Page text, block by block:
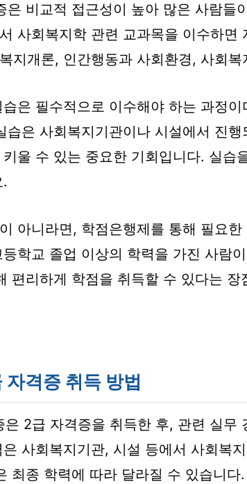
은 비교적 접근성이 높아 많은 사람들
사회복지학 관련 교과목을 이수하면
지개론, 인간행동과 사회환경, 사회
은 필수적으로 이수해야 하는 과정
습은 사회복지기관이나 시설에서 진
울 수 있는 중요한 기회입니다. 실습
아니라면, 학점은행제를 통해 필요
학교 졸업 이상의 학력을 가진 사람
편리하게 학점을 취득할 수 있다는 장
자격증 취득 방법
은 2급 자격증을 취득한 후, 관련 실무
사회복지기관, 시설 등에서 사회복
최종 학력에 따라 달라질 수 있습니다.